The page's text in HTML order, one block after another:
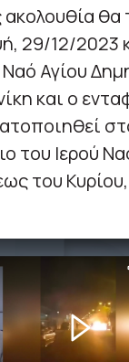
ακολουθία θα
29/12/2023
Ναό Αγίου
και ο
του Ιερού
του